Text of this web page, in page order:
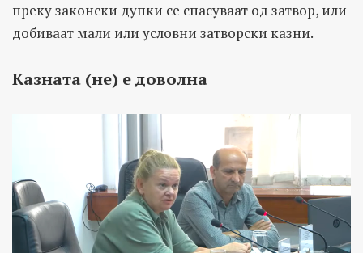
преку законски дупки се спасуваат од затвор, или
добиваат мали или условни затворски казни.
Казната (не) е доволна